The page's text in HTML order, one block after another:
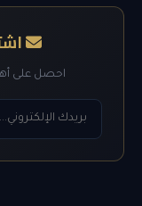
احصل على أهم